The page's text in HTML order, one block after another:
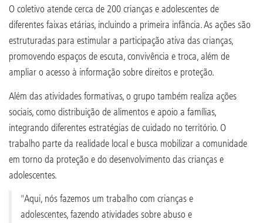
O coletivo atende cerca de 200 crianças e adolescentes de
diferentes faixas etárias, incluindo a primeira infância. As ações são
estruturadas para estimular a participação ativa das crianças,
promovendo espaços de escuta, convivência e troca, além de
ampliar o acesso à informação sobre direitos e proteção.
Além das atividades formativas, o grupo também realiza ações
sociais, como distribuição de alimentos e apoio a famílias,
integrando diferentes estratégias de cuidado no território. O
trabalho parte da realidade local e busca mobilizar a comunidade
em torno da proteção e do desenvolvimento das crianças e
adolescentes.
"Aqui, nós fazemos um trabalho com crianças e
adolescentes, fazendo atividades sobre abuso e